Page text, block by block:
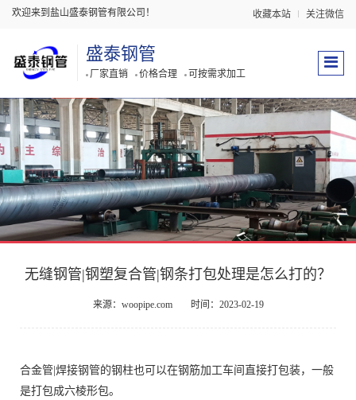
欢迎来到盐山盛泰钢管有限公司！ 收藏本站 关注微信
盛泰钢管
厂家直销 价格合理 可按需求加工
无缝钢管|钢塑复合管|钢条打包处理是怎么打的？
来源：woopipe.com 时间：2023-02-19
合金管|焊接钢管的钢柱也可以在钢筋加工车间直接打包装，一般
是打包成六棱形包。